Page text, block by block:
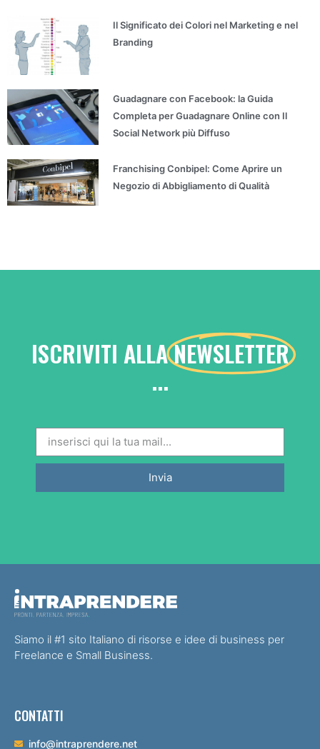
Il Significato dei Colori nel Marketing e nel
Branding
Guadagnare con Facebook: la Guida
Completa per Guadagnare Online con Il
Social Network più Diffuso
Franchising Conbipel: Come Aprire un
Negozio di Abbigliamento di Qualità
ISCRIVITI ALLANEWSLETTER
...
Invia
Siamo il #1 sito Italiano di risorse e idee di business per
Freelance e Small Business.
CONTATTI
info@intraprendere.net